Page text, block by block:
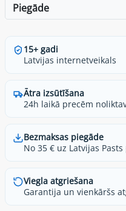
Piegāde
15+ gadi
Latvijas internetveikals
Ātra izsūtīšana
24h laikā precēm
Bezmaksas piegāde
No 35 € uz Latvijas
Viegla atgriešana
Garantija un vienkāršs